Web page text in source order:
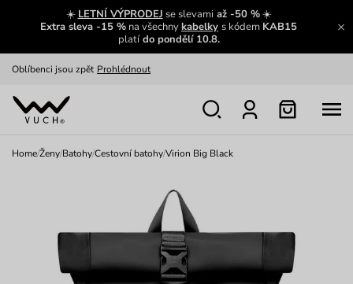
☀️ LETNÍ VÝPRODEJ se slevamiaž -50 %☀️
Extra sleva -15 % na všechnykabelky s kódem KAB15
platído pondělí 10.8.
Zajímavosti ze světa Vuch:
Zobrazit
Oblíbenci jsou zpět Prohlédnout
Nech se inspirovat
Home/Ženy/Batohy/Cestovní batohy/Virion Big Black